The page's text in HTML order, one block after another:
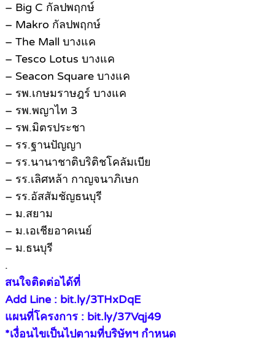
– Big C กัลปพฤกษ์
– Makro กัลปพฤกษ์
– The Mall บางแค
– Tesco Lotus บางแค
– Seacon Square บางแค
– รพ.เกษมราษฎร์ บางแค
– รพ.พญาไท 3
– รพ.มิตรประชา
– รร.ฐานปัญญา
– รร.นานาชาติบริติชโคลัมเบีย
– รร.เลิศหล้า กาญจนาภิเษก
– รร.อัสสัมชัญธนบุรี
– ม.สยาม
– ม.เอเชียอาคเนย์
– ม.ธนบุรี
.
สนใจติดต่อได้ที่
Add Line : bit.ly/3THxDqE
แผนที่โครงการ : bit.ly/37Vqj49
*เงื่อนไขเป็นไปตามที่บริษัทฯ กำหนด